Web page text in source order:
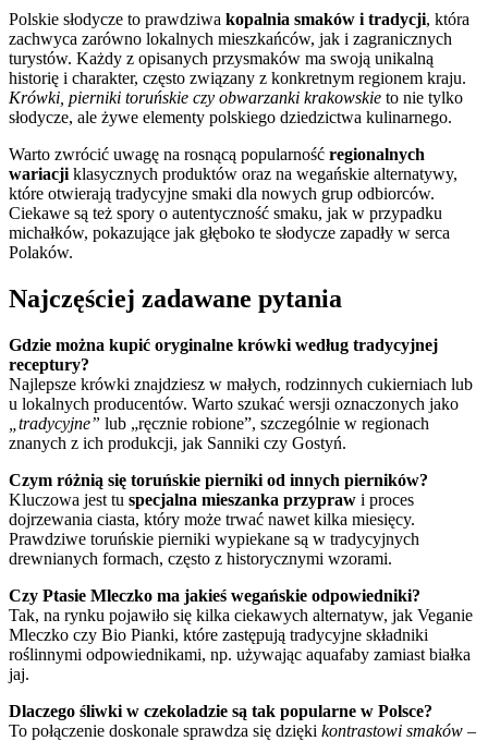
Polskie słodycze to prawdziwa kopalnia smaków i tradycji, która
zachwyca zarówno lokalnych mieszkańców, jak i zagranicznych
turystów. Każdy z opisanych przysmaków ma swoją unikalną
historię i charakter, często związany z konkretnym regionem kraju.
Krówki, pierniki toruńskie czy obwarzanki krakowskie to nie tylko
słodycze, ale żywe elementy polskiego dziedzictwa kulinarnego.
Warto zwrócić uwagę na rosnącą popularność regionalnych
wariacji klasycznych produktów oraz na wegańskie alternatywy,
które otwierają tradycyjne smaki dla nowych grup odbiorców.
Ciekawe są też spory o autentyczność smaku, jak w przypadku
michałków, pokazujące jak głęboko te słodycze zapadły w serca
Polaków.
Najczęściej zadawane pytania
Gdzie można kupić oryginalne krówki według tradycyjnej
receptury?
Najlepsze krówki znajdziesz w małych, rodzinnych cukierniach lub
u lokalnych producentów. Warto szukać wersji oznaczonych jako
„tradycyjne” lub „ręcznie robione”, szczególnie w regionach
znanych z ich produkcji, jak Sanniki czy Gostyń.
Czym różnią się toruńskie pierniki od innych pierników?
Kluczowa jest tu specjalna mieszanka przypraw i proces
dojrzewania ciasta, który może trwać nawet kilka miesięcy.
Prawdziwe toruńskie pierniki wypiekane są w tradycyjnych
drewnianych formach, często z historycznymi wzorami.
Czy Ptasie Mleczko ma jakieś wegańskie odpowiedniki?
Tak, na rynku pojawiło się kilka ciekawych alternatyw, jak Veganie
Mleczko czy Bio Pianki, które zastępują tradycyjne składniki
roślinnymi odpowiednikami, np. używając aquafaby zamiast białka
jaj.
Dlaczego śliwki w czekoladzie są tak popularne w Polsce?
To połączenie doskonale sprawdza się dzięki kontrastowi smaków –